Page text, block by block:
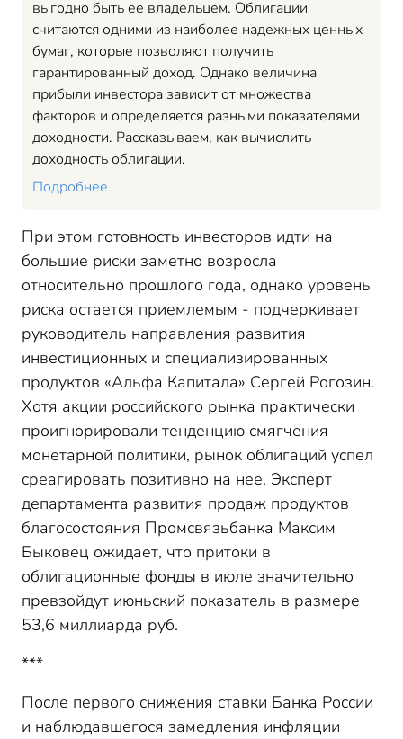
выгодно быть ее владельцем. Облигации
считаются одними из наиболее надежных ценных
бумаг, которые позволяют получить
гарантированный доход. Однако величина
прибыли инвестора зависит от множества
факторов и определяется разными показателями
доходности. Рассказываем, как вычислить
доходность облигации.
Подробнее
При этом готовность инвесторов идти на
большие риски заметно возросла
относительно прошлого года, однако уровень
риска остается приемлемым - подчеркивает
руководитель направления развития
инвестиционных и специализированных
продуктов «Альфа Капитала» Сергей Рогозин.
Хотя акции российского рынка практически
проигнорировали тенденцию смягчения
монетарной политики, рынок облигаций успел
среагировать позитивно на нее. Эксперт
департамента развития продаж продуктов
благосостояния Промсвязьбанка Максим
Быковец ожидает, что притоки в
облигационные фонды в июле значительно
превзойдут июньский показатель в размере
53,6 миллиарда руб.
***
После первого снижения ставки Банка России
и наблюдавшегося замедления инфляции